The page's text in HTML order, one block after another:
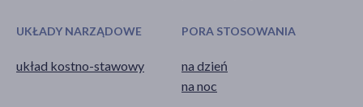
UKŁADY NARZĄDOWE
układ kostno-stawowy
PORA STOSOWANIA
na dzień
na noc